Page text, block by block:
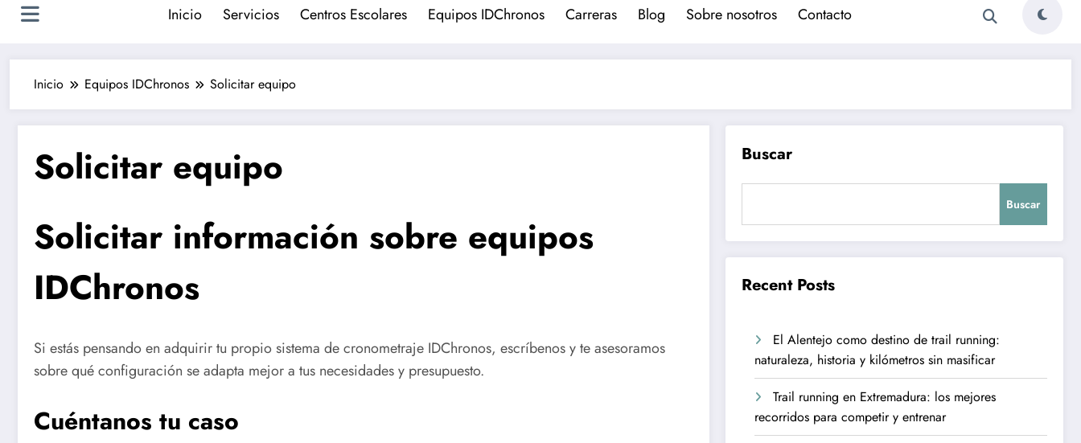
Inicio Servicios Centros Escolares Equipos IDChronos Carreras Blog Sobre nosotros Contacto
Inicio Equipos IDChronos Solicitar equipo
Solicitar equipo
Solicitar información sobre equipos
IDChronos
Si estás pensando en adquirir tu propio sistema de cronometraje IDChronos, escríbenos y te asesoramos
sobre qué configuración se adapta mejor a tus necesidades y presupuesto.
Cuéntanos tu caso
Buscar
Buscar
Recent Posts
El Alentejo como destino de trail running:
naturaleza, historia y kilómetros sin masificar
Trail running en Extremadura: los mejores
recorridos para competir y entrenar